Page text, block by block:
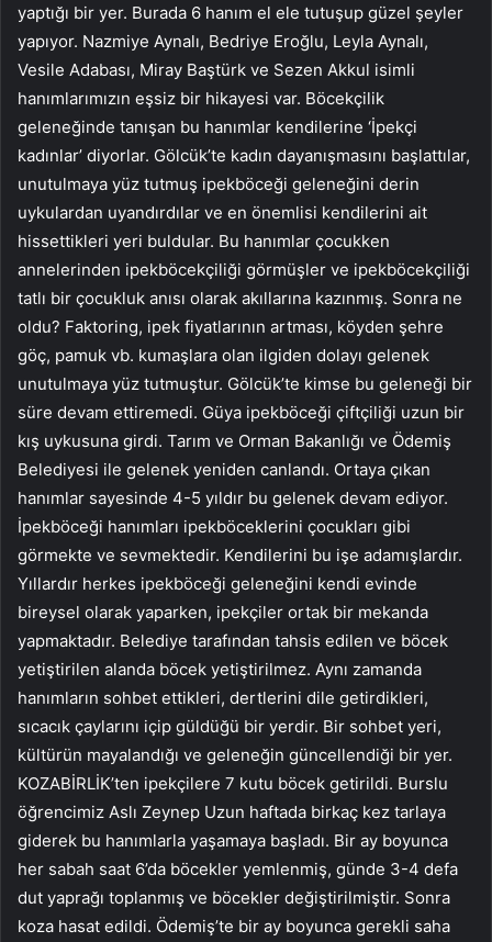
yaptığı bir yer. Burada 6 hanım el ele tutuşup güzel şeyler
yapıyor. Nazmiye Aynalı, Bedriye Eroğlu, Leyla Aynalı,
Vesile Adabası, Miray Baştürk ve Sezen Akkul isimli
hanımlarımızın eşsiz bir hikayesi var. Böcekçilik
geleneğinde tanışan bu hanımlar kendilerine ‘İpekçi
kadınlar’ diyorlar. Gölcük’te kadın dayanışmasını başlattılar,
unutulmaya yüz tutmuş ipekböceği geleneğini derin
uykulardan uyandırdılar ve en önemlisi kendilerini ait
hissettikleri yeri buldular. Bu hanımlar çocukken
annelerinden ipekböcekçiliği görmüşler ve ipekböcekçiliği
tatlı bir çocukluk anısı olarak akıllarına kazınmış. Sonra ne
oldu? Faktoring, ipek fiyatlarının artması, köyden şehre
göç, pamuk vb. kumaşlara olan ilgiden dolayı gelenek
unutulmaya yüz tutmuştur. Gölcük’te kimse bu geleneği bir
süre devam ettiremedi. Güya ipekböceği çiftçiliği uzun bir
kış uykusuna girdi. Tarım ve Orman Bakanlığı ve Ödemiş
Belediyesi ile gelenek yeniden canlandı. Ortaya çıkan
hanımlar sayesinde 4-5 yıldır bu gelenek devam ediyor.
İpekböceği hanımları ipekböceklerini çocukları gibi
görmekte ve sevmektedir. Kendilerini bu işe adamışlardır.
Yıllardır herkes ipekböceği geleneğini kendi evinde
bireysel olarak yaparken, ipekçiler ortak bir mekanda
yapmaktadır. Belediye tarafından tahsis edilen ve böcek
yetiştirilen alanda böcek yetiştirilmez. Aynı zamanda
hanımların sohbet ettikleri, dertlerini dile getirdikleri,
sıcacık çaylarını içip güldüğü bir yerdir. Bir sohbet yeri,
kültürün mayalandığı ve geleneğin güncellendiği bir yer.
KOZABİRLİK’ten ipekçilere 7 kutu böcek getirildi. Burslu
öğrencimiz Aslı Zeynep Uzun haftada birkaç kez tarlaya
giderek bu hanımlarla yaşamaya başladı. Bir ay boyunca
her sabah saat 6’da böcekler yemlenmiş, günde 3-4 defa
dut yaprağı toplanmış ve böcekler değiştirilmiştir. Sonra
koza hasat edildi. Ödemiş’te bir ay boyunca gerekli saha